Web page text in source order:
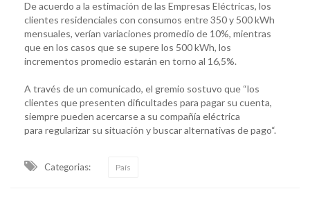
De acuerdo a la estimación de las Empresas Eléctricas, los
clientes residenciales con consumos entre 350 y 500 kWh
mensuales, verían variaciones promedio de 10%, mientras
que en los casos que se supere los 500 kWh, los
incrementos promedio estarán en torno al 16,5%.
A través de un comunicado, el gremio sostuvo que “los
clientes que presenten dificultades para pagar su cuenta,
siempre pueden acercarse a su compañía eléctrica
para regularizar su situación y buscar alternativas de pago“.
Categorias: País